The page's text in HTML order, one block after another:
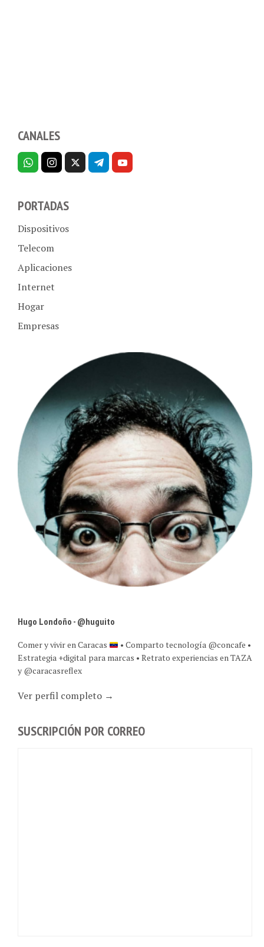
CANALES
PORTADAS
Dispositivos
Telecom
Aplicaciones
Internet
Hogar
Empresas
Hugo Londoño - @huguito
Comer y vivir en Caracas
• Comparto tecnología @concafe •
Estrategia +digital para marcas • Retrato experiencias en TAZA
y @caracasreflex
Ver perfil completo →
SUSCRIPCIÓN POR CORREO